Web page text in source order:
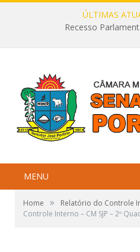
ÚLTIMAS
Recesso
MENU
Home » Relatório do Controle
Controle Interno – CM SJP – 2º